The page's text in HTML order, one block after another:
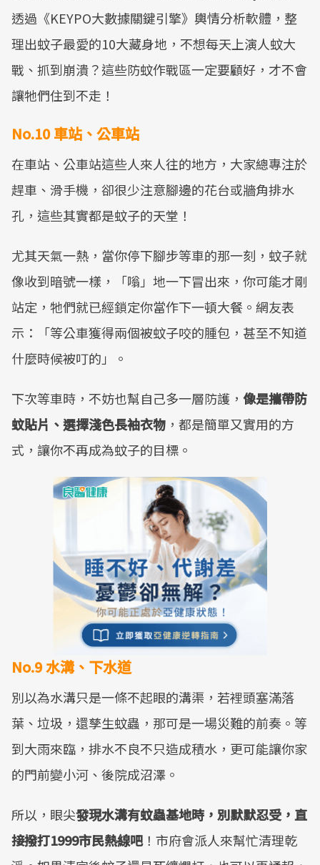
透過《KEYPO大數據關鍵引擎》輿情分析軟體，整
理出蚊子最愛的10大藏身地，不想每天上演人蚊大
戰、抓到崩潰？這些防蚊作戰區一定要顧好，才不會
讓牠們住到不走！
No.10 車站、公車站
在車站、公車站這些人來人往的地方，大家總專注於
趕車、滑手機，卻很少注意腳邊的花台或牆角排水
孔，這些其實都是蚊子的天堂！
尤其天氣一熱，當你停下腳步等車的那一刻，蚊子就
像收到暗號一樣，「嗡」地一下冒出來，你可能才剛
站定，牠們就已經鎖定你當作下一頓大餐。網友表
示：「等公車獲得兩個被蚊子咬的腫包，甚至不知道
什麼時候被叮的」。
下次等車時，不妨也幫自己多一層防護， 像是攜帶防
蚊貼片、選擇淺色長袖衣物 ，都是簡單又實用的方
式，讓你不再成為蚊子的目標。
No.9 水溝、下水道
別以為水溝只是一條不起眼的溝渠，若裡頭塞滿落
葉、垃圾，還孳生蚊蟲，那可是一場災難的前奏。等
到大雨來臨，排水不良不只造成積水，更可能讓你家
的門前變小河、後院成沼澤。
所以，眼尖發現水溝有蚊蟲基地時，別默默忍受，直
接撥打1999市民熱線吧！市府會派人來幫忙清理乾